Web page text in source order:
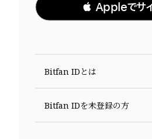
 Appleでサイ
Bitfan IDとは
Bitfan IDを未登録の方